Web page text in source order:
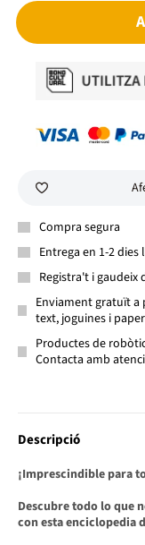
Compra segura
Entrega en 1-2
Registra't i gaudeix
Enviament gratuït a
text, joguines i
Productes de
Contacta amb
Descripció
¡Imprescindible para
Descubre todo lo que
con esta enciclopedia